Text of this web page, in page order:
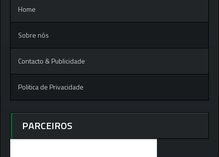
Home
Sobre nós
Contacto & Publicidade
Politica de Privacidade
PARCEIROS